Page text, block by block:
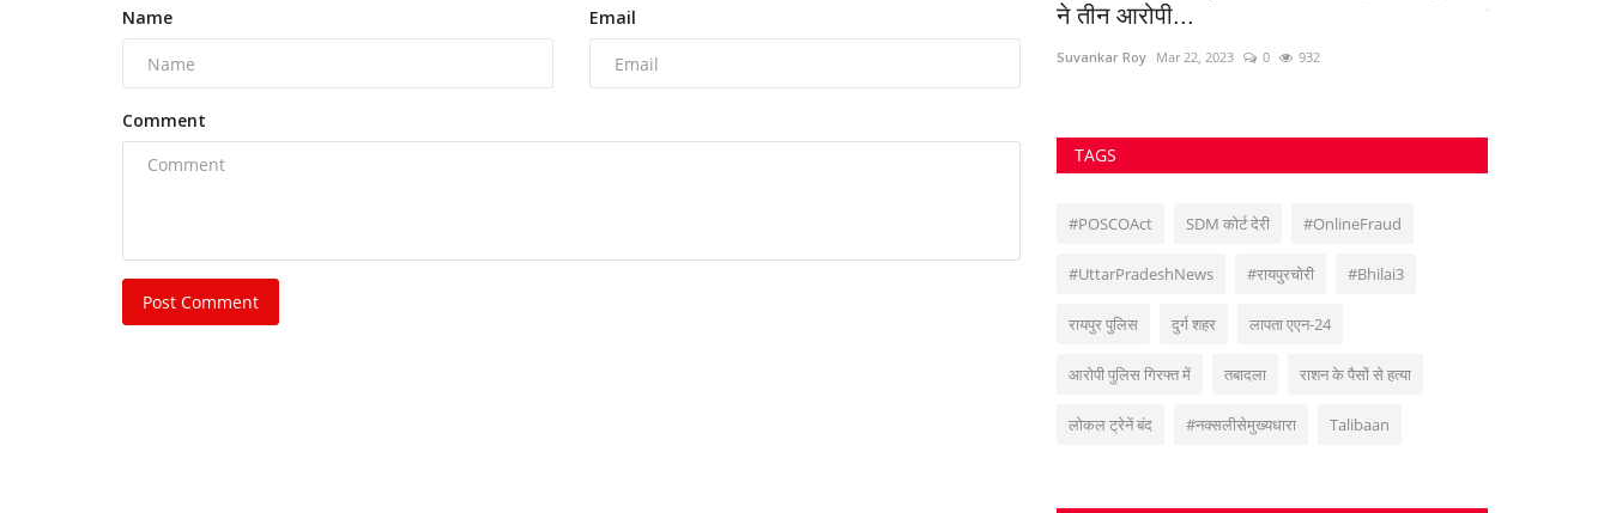
Name Email
Comment
Post Comment
गिरफ्तार
Santosh Kumar
ने तीन आरोपी...
Suvankar Roy Mar 22, 2023 0 932
TAGS
#POSCOAct SDM कोर्ट देरी #OnlineFraud
#UttarPradeshNews #रायपुरचोरी #Bhilai3
रायपुर पुलिस दुर्ग शहर लापता एएन-24
आरोपी पुलिस गिरफ्त में तबादला राशन के पैसों से हत्या
लोकल ट्रेनें बंद #नक्सलीसेमुख्यधारा Talibaan